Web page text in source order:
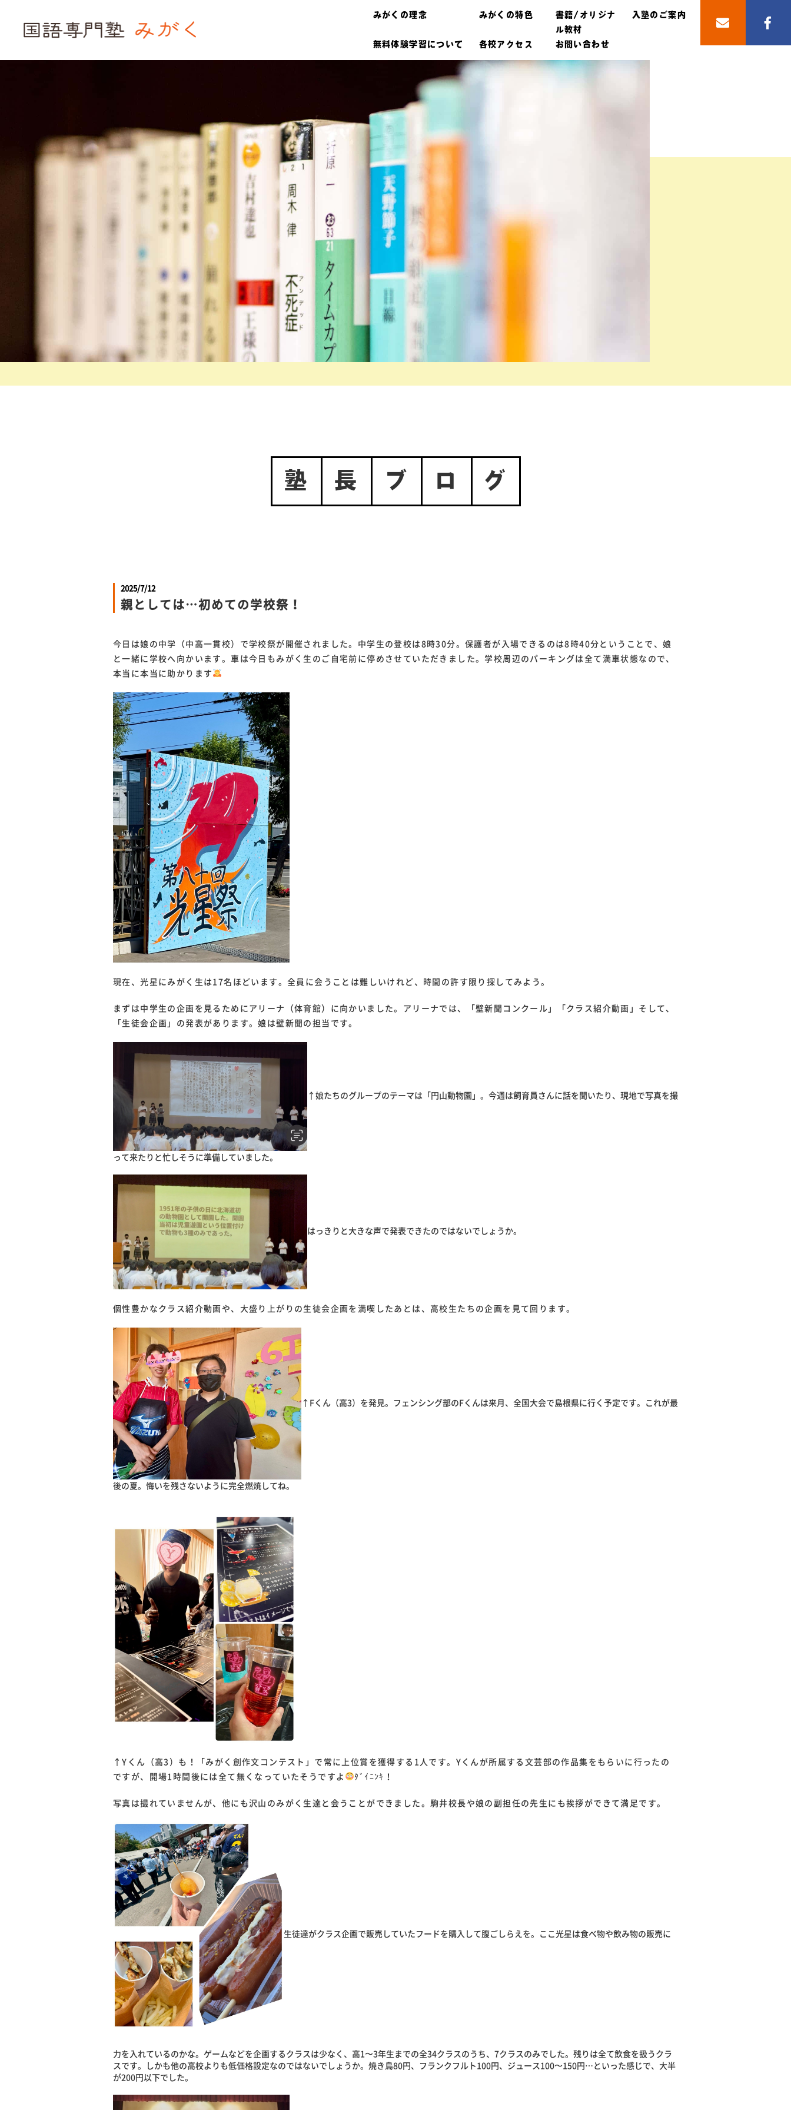
みがくの理念 みがくの特色
書籍/オリジナ
ル教材
入塾のご案内
無料体験学習について 各校アクセス お問い合わせ
塾 長 ブ ロ グ
2025/7/12
親としては…初めての学校祭！
今日は娘の中学（中高一貫校）で学校祭が開催されました。中学生の登校は8時30分。保護者が入場できるのは8時40分ということで、娘
と一緒に学校へ向かいます。車は今日もみがく生のご自宅前に停めさせていただきました。学校周辺のパーキングは全て満車状態なので、
本当に本当に助かります
現在、光星にみがく生は17名ほどいます。全員に会うことは難しいけれど、時間の許す限り探してみよう。
まずは中学生の企画を見るためにアリーナ（体育館）に向かいました。アリーナでは、「壁新聞コンクール」「クラス紹介動画」そして、
「生徒会企画」の発表があります。娘は壁新聞の担当です。
↑娘たちのグループのテーマは「円山動物園」。今週は飼育員さんに話を聞いたり、現地で写真を撮
って来たりと忙しそうに準備していました。
はっきりと大きな声で発表できたのではないでしょうか。
個性豊かなクラス紹介動画や、大盛り上がりの生徒会企画を満喫したあとは、高校生たちの企画を見て回ります。
↑Fくん（高3）を発見。フェンシング部のFくんは来月、全国大会で島根県に行く予定です。これが最
後の夏。悔いを残さないように完全燃焼してね。
↑Yくん（高3）も！「みがく創作文コンテスト」で常に上位賞を獲得する1人です。Yくんが所属する文芸部の作品集をもらいに行ったの
ですが、開場1時間後には全て無くなっていたそうですよ
ﾀﾞｲﾆﾝｷ！
写真は撮れていませんが、他にも沢山のみがく生達と会うことができました。駒井校長や娘の副担任の先生にも挨拶ができて満足です。
生徒達がクラス企画で販売していたフードを購入して腹ごしらえを。ここ光星は食べ物や飲み物の販売に
力を入れているのかな。ゲームなどを企画するクラスは少なく、高1〜3年生までの全34クラスのうち、7クラスのみでした。残りは全て飲食を扱うクラ
スです。しかも他の高校よりも低価格設定なのではないでしょうか。焼き鳥80円、フランクフルト100円、ジュース100〜150円…といった感じで、大半
が200円以下でした。